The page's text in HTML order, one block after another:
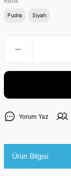
Pudra Siyah
Yorum Yaz
Ürün Bilgisi